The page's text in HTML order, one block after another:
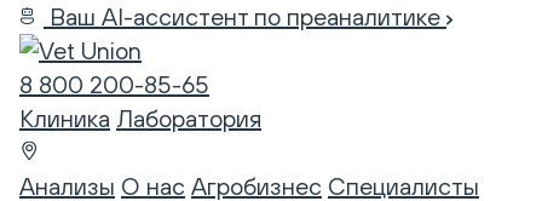
Ваш AI-ассистент по преаналитике
8 800 200-85-65
Клиника Лаборатория
Анализы О нас Агробизнес Специалисты